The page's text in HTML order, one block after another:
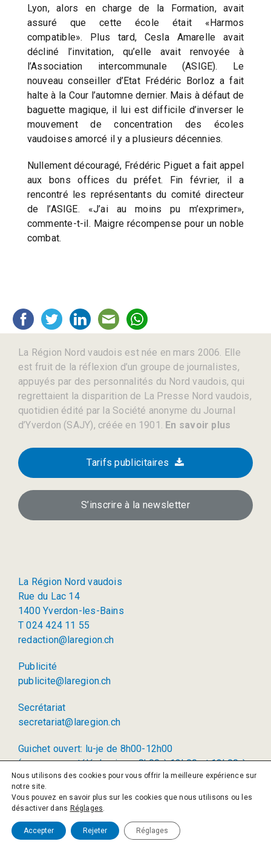
Lyon, alors en charge de la Formation, avait
assuré que cette école était «Harmos
compatible». Plus tard, Cesla Amarelle avait
décliné l’invitation, qu’elle avait renvoyée à
l’Association intercommunale (ASIGE). Le
nouveau conseiller d’Etat Frédéric Borloz a fait
halte à la Cour l’automne dernier. Mais à défaut de
baguette magique, il lui est difficile d’inverser le
mouvement de concentration des écoles
vaudoises amorcé il y a plusieurs décennies.
Nullement découragé, Frédéric Piguet a fait appel
aux bons offices du préfet. Fin février, il a
rencontré les représentants du comité directeur
de l’ASIGE. «J’ai au moins pu m’exprimer»,
commente-t-il. Maigre récompense pour un noble
combat.
La Région Nord vaudois est née en mars 2006. Elle
est fruit de la réflexion d’un groupe de journalistes,
appuyés par des personnalités du Nord vaudois, qui
regrettaient la disparition de La Presse Nord vaudois,
quotidien édité par la Société anonyme du Journal
d’Yverdon (SAJY), créée en 1901. En savoir plus
Tarifs publicitaires
S’inscrire à la newsletter
La Région Nord vaudois
Rue du Lac 14
1400 Yverdon-les-Bains
T 024 424 11 55
redaction@laregion.ch
Publicité
publicite@laregion.ch
Secrétariat
secretariat@laregion.ch
Guichet ouvert: lu-je de 8h00-12h00
(permanence téléphonique: 8h00 à 12h00 et 13h00 à
17h00)
© 2026 La Région SA
Nous utilisons des cookies pour vous offrir la meilleure expérience sur
notre site.
Vous pouvez en savoir plus sur les cookies que nous utilisons ou les
désactiver dans Réglages.
Accepter Rejeter Réglages